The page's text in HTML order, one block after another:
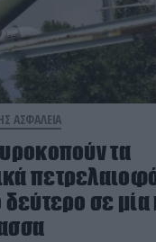
ΑΣΦΑΛΕΙΑ
τα
δεύτερο σε